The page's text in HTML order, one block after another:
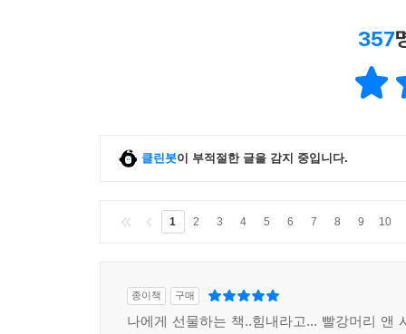
357
클린봇이 부적절한 글을 감지 중입니다.
1 2 3 4 5 6 7 8 9 10
종이책 구매
나에게 선물하는 책..힘내라고... 빨강머리 앤